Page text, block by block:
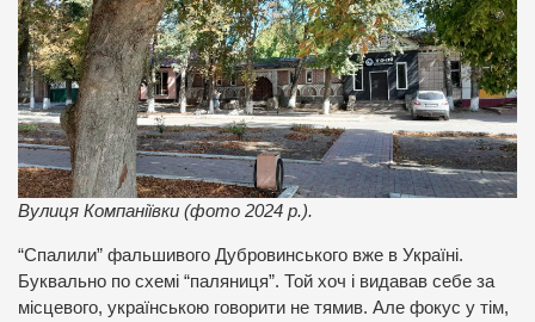
Вулиця Компаніївки (фото 2024 р.).
“Спалили” фальшивого Дубровинського вже в Україні.
Буквально по схемі “паляниця”. Той хоч і видавав себе за
місцевого, українською говорити не тямив. Але фокус у тім,